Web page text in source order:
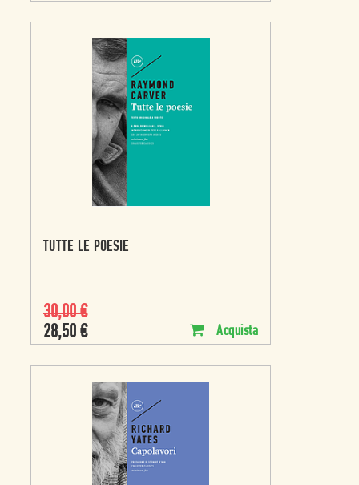
TUTTE LE POESIE
30,00€
28,50 € Acquista